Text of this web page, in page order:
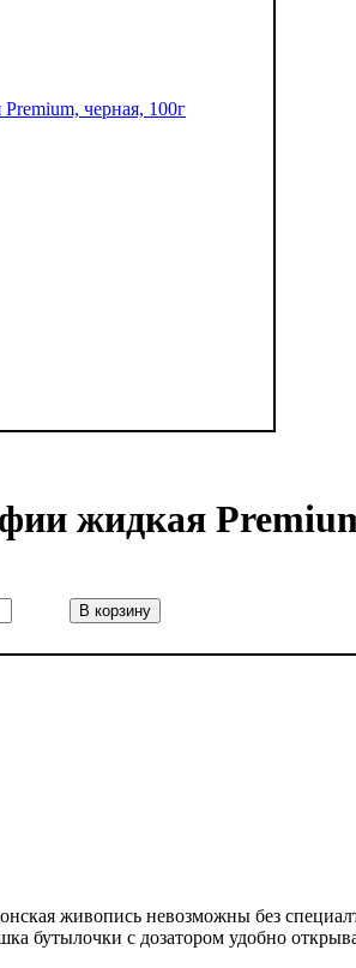
жидкая
В корзину
живопись невозможны без
бутылочки с дозатором удобно